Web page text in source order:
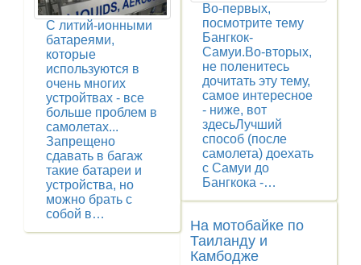
С литий-ионными
батареями,
которые
используются в
очень многих
устройтвах - все
больше проблем в
самолетах...
Запрещено
сдавать в багаж
такие батареи и
устройства, но
можно брать с
собой в…
Во-первых,
посмотрите тему
Бангкок-
Самуи.Во-вторых,
не поленитесь
дочитать эту тему,
самое интересное
- ниже, вот
здесьЛучший
способ (после
самолета) доехать
с Самуи до
Бангкока -…
На мотобайке по
Таиланду и
Камбодже